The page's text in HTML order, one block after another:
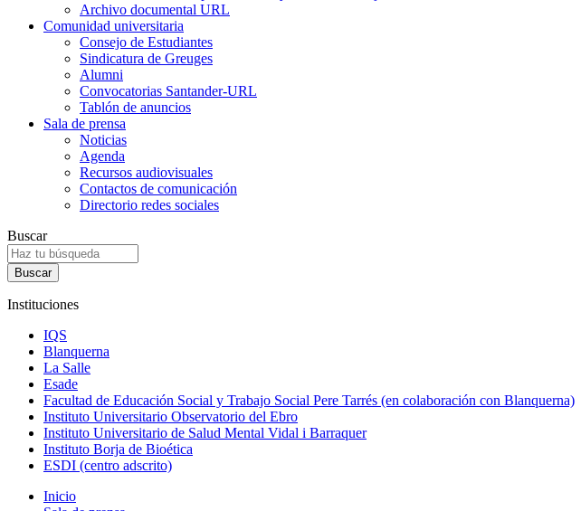
Archivo documental URL
Comunidad universitaria
Consejo de Estudiantes
Sindicatura de Greuges
Alumni
Convocatorias Santander-URL
Tablón de anuncios
Sala de prensa
Noticias
Agenda
Recursos audiovisuales
Contactos de comunicación
Directorio redes sociales
Buscar
Instituciones
IQS
Blanquerna
La Salle
Esade
Facultad de Educación Social y Trabajo Social Pere Tarrés (en colaboración con Blanquerna)
Instituto Universitario Observatorio del Ebro
Instituto Universitario de Salud Mental Vidal i Barraquer
Instituto Borja de Bioética
ESDI (centro adscrito)
Inicio